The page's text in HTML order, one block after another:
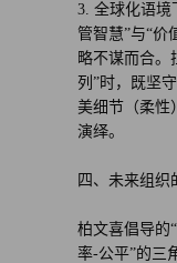
3. 全球化语境
管智慧”与“价
略不谋而合。
列”时，既坚
美细节（柔性
演绎。
四、未来组织
柏文喜倡导的
率-公平”的三